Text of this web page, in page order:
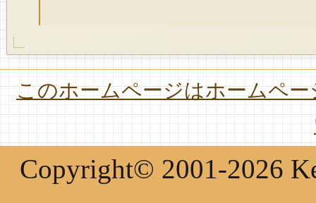
このホームページはホームペ
Copyright© 2001-2026